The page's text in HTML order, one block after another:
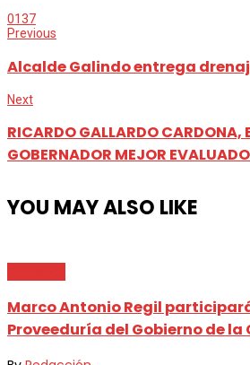
0137
Previous
Alcalde Galindo entrega
Next
RICARDO GALLARDO CARDONA,
GOBERNADOR MEJOR
YOU MAY ALSO LIKE
Marco Antonio Regil
Proveeduría del Gobierno de